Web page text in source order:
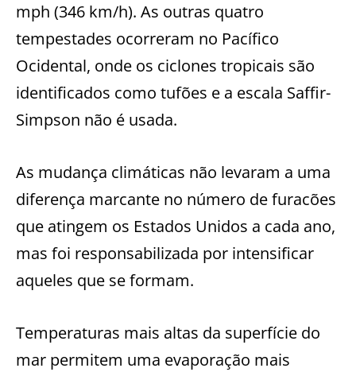
mph (346 km/h). As outras quatro
tempestades ocorreram no Pacífico
Ocidental, onde os ciclones tropicais são
identificados como tufões e a escala Saffir-
Simpson não é usada.
As mudança climáticas não levaram a uma
diferença marcante no número de furacões
que atingem os Estados Unidos a cada ano,
mas foi responsabilizada por intensificar
aqueles que se formam.
Temperaturas mais altas da superfície do
mar permitem uma evaporação mais